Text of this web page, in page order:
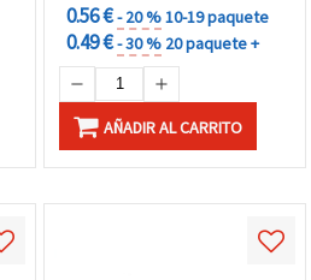
0.56 €- 20 %10-19 paquete
0.49 €- 30 % 20 paquete +
AÑADIR AL CARRITO